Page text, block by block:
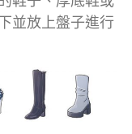
並放上盤子進行